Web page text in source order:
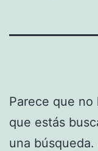
Parece que
que estás
una búsqueda.